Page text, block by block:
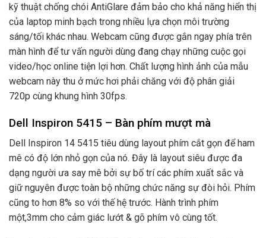
kỹ thuật chống chói AntiGlare đảm bảo cho khả năng hiển thị
của laptop minh bạch trong nhiều lựa chọn môi trường
sáng/tối khác nhau. Webcam cũng được gắn ngay phía trên
màn hình để tư vấn người dùng đang chạy những cuộc gọi
video/học online tiện lợi hơn. Chất lượng hình ảnh của mẫu
webcam này thu ở mức hơi phải chăng với độ phân giải
720p cùng khung hình 30fps.
Dell Inspiron 5415 – Bàn phím mượt mà
Dell Inspiron 14 5415 tiêu dùng layout phím cắt gọn để ham
mê có độ lớn nhỏ gọn của nó. Đây là layout siêu được đa
dạng người ưa say mê bởi sự bố trí các phím xuất sắc và
giữ nguyên được toàn bộ những chức năng sự đòi hỏi. Phím
cũng to hơn 8% so với thế hệ trước. Hành trình phím
một,3mm cho cảm giác lướt & gõ phím vô cùng tốt.